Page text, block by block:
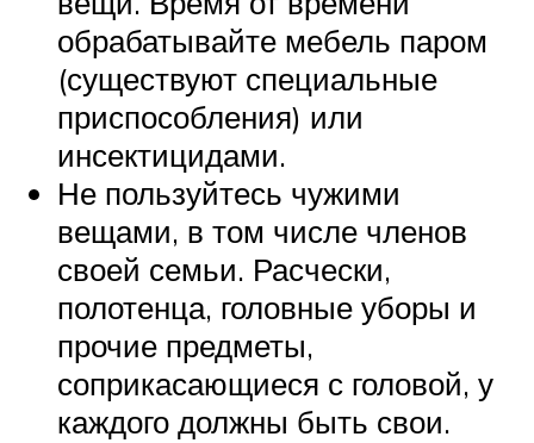
обрабатывайте мебель паром
(существуют специальные
приспособления) или
инсектицидами.
Не пользуйтесь чужими
вещами, в том числе членов
своей семьи. Расчески,
полотенца, головные уборы и
прочие предметы,
соприкасающиеся с головой, у
каждого должны быть свои.